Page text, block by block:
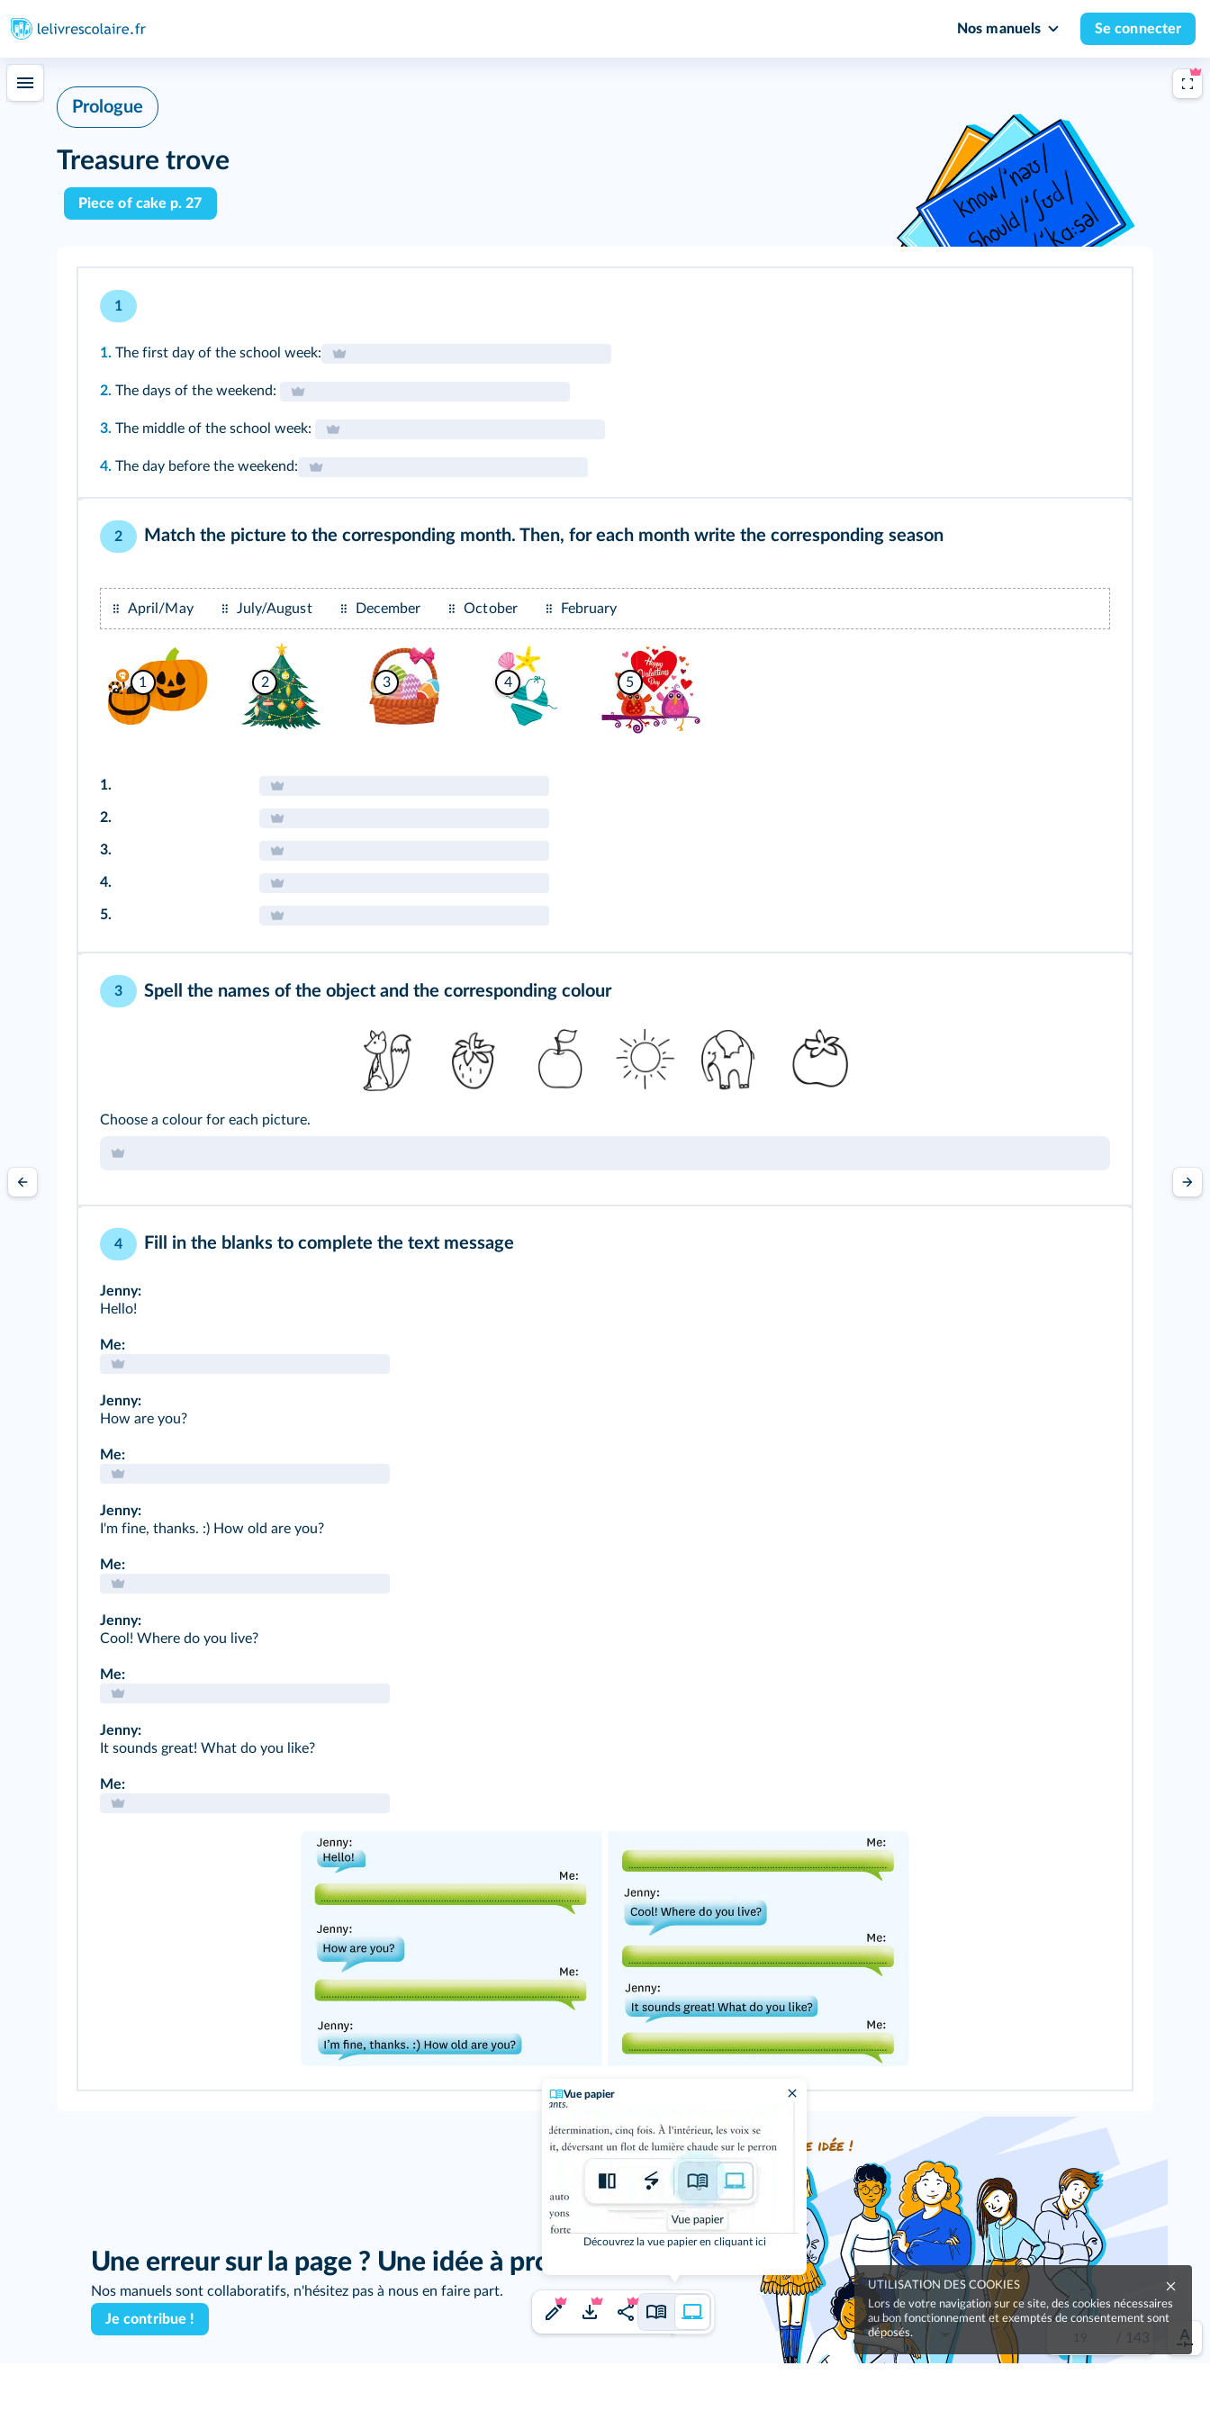
Nos manuels Se connecter
/ 143
Vue papier
Découvrez la vue papier en cliquant ici
Prologue
Treasure trove
Piece of cake p. 27
1
1. The first day of the school week:
2. The days of the weekend:
3. The middle of the school week:
4. The day before the weekend:
2 Match the picture to the corresponding month. Then, for each month write the corresponding season
April/May July/August December October February
1 2 3 4 5
1.
2.
3.
4.
5.
3 Spell the names of the object and the corresponding colour
Choose a colour for each picture.
4 Fill in the blanks to complete the text message
Jenny:
Hello!
Me:
Jenny:
How are you?
Me:
Jenny:
I'm fine, thanks. :) How old are you?
Me:
Jenny:
Cool! Where do you live?
Me:
Jenny:
It sounds great! What do you like?
Me:
Une erreur sur la page ? Une idée à proposer ?
Nos manuels sont collaboratifs, n'hésitez pas à nous en faire part.
Je contribue !
j'ai une idée !
UTILISATION DES COOKIES
Lors de votre navigation sur ce site, des cookies nécessaires
au bon fonctionnement et exemptés de consentement sont
déposés.